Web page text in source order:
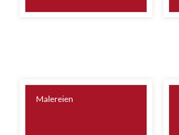
Malereien